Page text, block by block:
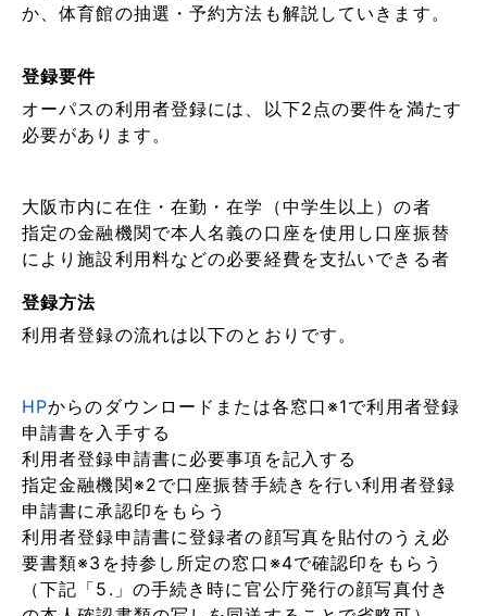
か、体育館の抽選・予約方法も解説していきます。
登録要件
オーパスの利用者登録には、以下2点の要件を満たす
必要があります。
大阪市内に在住・在勤・在学（中学生以上）の者
指定の金融機関で本人名義の口座を使用し口座振替
により施設利用料などの必要経費を支払いできる者
登録方法
利用者登録の流れは以下のとおりです。
HPからのダウンロードまたは各窓口※1で利用者登録
申請書を入手する
利用者登録申請書に必要事項を記入する
指定金融機関※2で口座振替手続きを行い利用者登録
申請書に承認印をもらう
利用者登録申請書に登録者の顔写真を貼付のうえ必
要書類※3を持参し所定の窓口※4で確認印をもらう
（下記「5.」の手続き時に官公庁発行の顔写真付き